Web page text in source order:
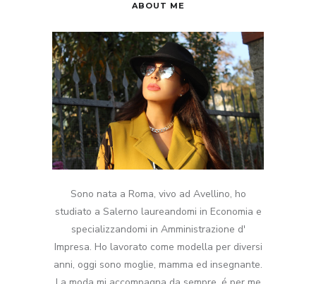
ABOUT ME
Sono nata a Roma, vivo ad Avellino, ho
studiato a Salerno laureandomi in Economia e
specializzandomi in Amministrazione d'
Impresa. Ho lavorato come modella per diversi
anni, oggi sono moglie, mamma ed insegnante.